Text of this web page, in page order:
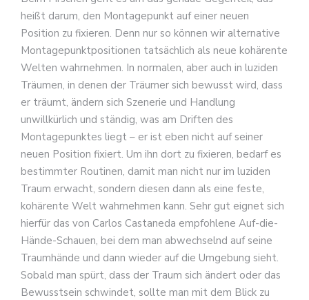
heißt darum, den Montagepunkt auf einer neuen
Position zu fixieren. Denn nur so können wir alternative
Montagepunktpositionen tatsächlich als neue kohärente
Welten wahrnehmen. In normalen, aber auch in luziden
Träumen, in denen der Träumer sich bewusst wird, dass
er träumt, ändern sich Szenerie und Handlung
unwillkürlich und ständig, was am Driften des
Montagepunktes liegt – er ist eben nicht auf seiner
neuen Position fixiert. Um ihn dort zu fixieren, bedarf es
bestimmter Routinen, damit man nicht nur im luziden
Traum erwacht, sondern diesen dann als eine feste,
kohärente Welt wahrnehmen kann. Sehr gut eignet sich
hierfür das von Carlos Castaneda empfohlene Auf-die-
Hände-Schauen, bei dem man abwechselnd auf seine
Traumhände und dann wieder auf die Umgebung sieht.
Sobald man spürt, dass der Traum sich ändert oder das
Bewusstsein schwindet, sollte man mit dem Blick zu